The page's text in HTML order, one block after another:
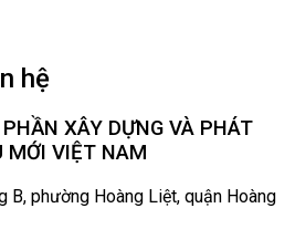
hệ
XÂY DỰNG VÀ PHÁT
MỚI VIỆT NAM
B, phường Hoàng Liệt, quận Hoàng